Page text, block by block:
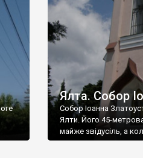
Ялта. Собор
Собор Іоанна
Ялти. Його 45-метрова
майже звідусіль, а